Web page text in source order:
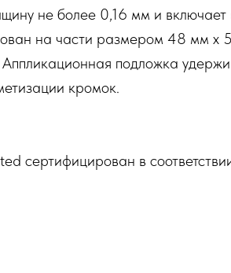
не более 0,16 мм и
на части размером 48 мм x
подложка
кромок.
сертифицирован в